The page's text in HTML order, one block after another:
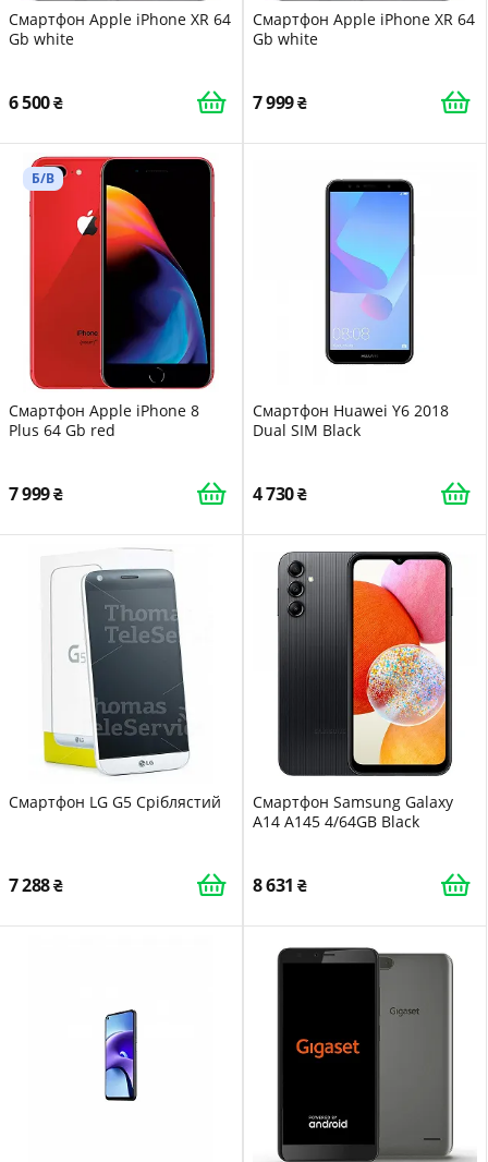
Смартфон Apple iPhone XR 64
Gb white
6 500
Смартфон Apple iPhone XR 64
Gb white
7 999
Б/В
Смартфон Apple iPhone 8
Plus 64 Gb red
7 999
Смартфон Huawei Y6 2018
Dual SIM Black
4 730
Смартфон LG G5 Сріблястий
7 288
Смартфон Samsung Galaxy
A14 A145 4/64GB Black
8 631